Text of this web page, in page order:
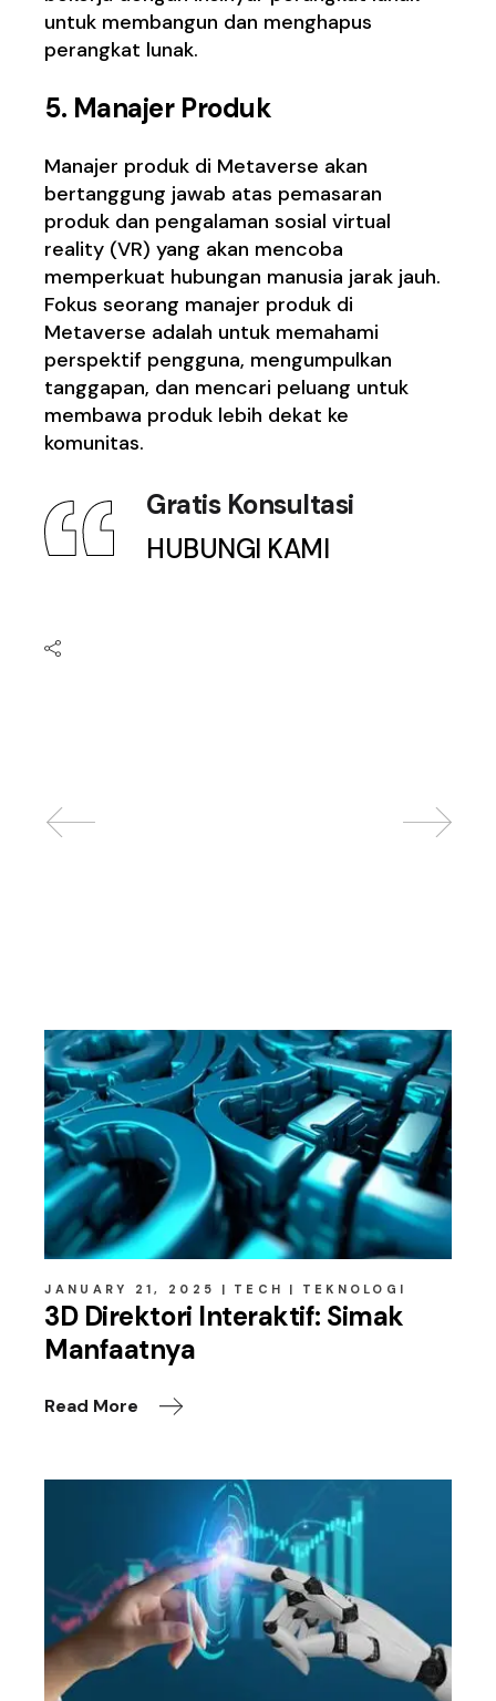
untuk membangun dan menghapus
perangkat lunak.
5. Manajer Produk
Manajer produk di Metaverse akan
bertanggung jawab atas pemasaran
produk dan pengalaman sosial virtual
reality (VR) yang akan mencoba
memperkuat hubungan manusia jarak jauh.
Fokus seorang manajer produk di
Metaverse adalah untuk memahami
perspektif pengguna, mengumpulkan
tanggapan, dan mencari peluang untuk
membawa produk lebih dekat ke
komunitas.
Gratis Konsultasi
HUBUNGI KAMI
JANUARY 21, 2025 TECH TEKNOLOGI
3D Direktori Interaktif: Simak
Manfaatnya
Read More